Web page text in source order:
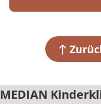
MEDIAN
06628 Naumburg
MEDIAN